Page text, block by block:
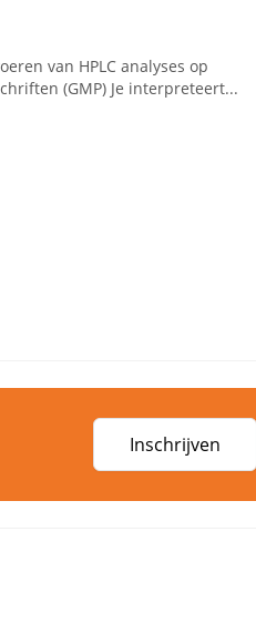
van HPLC analyses op
(GMP) Je interpreteert...
Inschrijven